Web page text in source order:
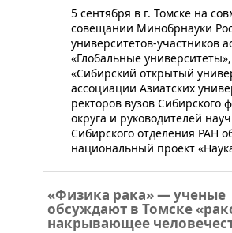
5 сентября в г. Томске на
совещании Минобрнауки
университетов-участников
«Глобальные
«Сибирский открытый
ассоциации Азиатских
ректоров вузов Сибирского
округа и руководителей
Сибирского отделения РАН
национальный проект
«Физика рака» — ученые
обсуждают в Томске
накрывающее